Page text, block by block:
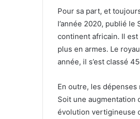
Pour sa part, et
l’année 2020, publié
continent africain. Il
plus en armes. Le
année, il s’est classé
En outre, les
Soit une augmentation
évolution vertigineuse